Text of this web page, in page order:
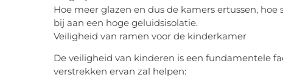
Hoe meer glazen en dus de kamers ertussen,
bij aan een hoge geluidsisolatie.
Veiligheid van ramen voor de kinderkamer
De veiligheid van kinderen is een fundamentele
verstrekken ervan zal helpen: